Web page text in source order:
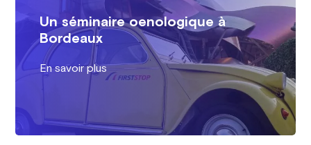
Un séminaire oenologique à
Bordeaux
En savoir plus